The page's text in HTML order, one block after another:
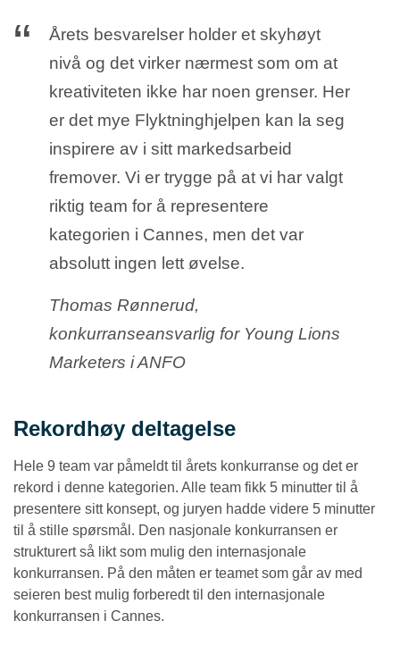
Årets besvarelser holder et skyhøyt
nivå og det virker nærmest som om at
kreativiteten ikke har noen grenser. Her
er det mye Flyktninghjelpen kan la seg
inspirere av i sitt markedsarbeid
fremover. Vi er trygge på at vi har valgt
riktig team for å representere
kategorien i Cannes, men det var
absolutt ingen lett øvelse.
Thomas Rønnerud,
konkurranseansvarlig for Young Lions
Marketers i ANFO
Rekordhøy deltagelse
Hele 9 team var påmeldt til årets konkurranse og det er
rekord i denne kategorien. Alle team fikk 5 minutter til å
presentere sitt konsept, og juryen hadde videre 5 minutter
til å stille spørsmål. Den nasjonale konkurransen er
strukturert så likt som mulig den internasjonale
konkurransen. På den måten er teamet som går av med
seieren best mulig forberedt til den internasjonale
konkurransen i Cannes.